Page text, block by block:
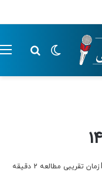
تابستان 1405
تغییر پوسته
زمان تقریبی مطالعه 2 دقیقه